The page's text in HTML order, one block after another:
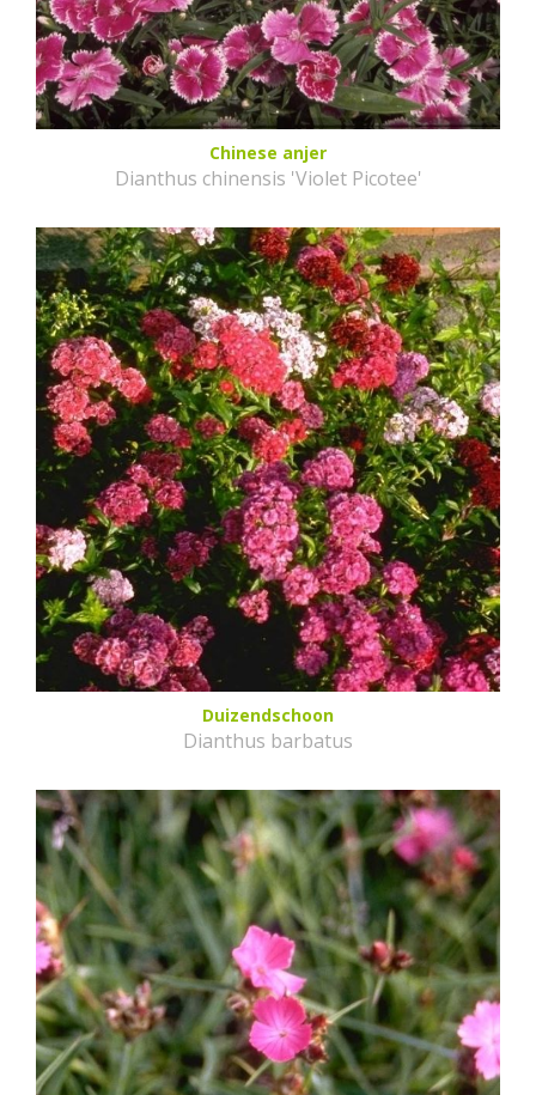
Chinese anjer
Dianthus chinensis 'Violet Picotee'
Duizendschoon
Dianthus barbatus